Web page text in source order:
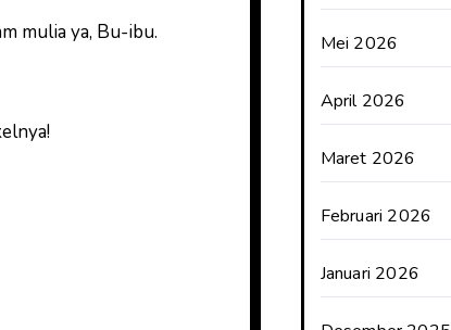
mulia ya, Bu-ibu.
Mei 2026
April 2026
Maret 2026
Februari 2026
Januari 2026